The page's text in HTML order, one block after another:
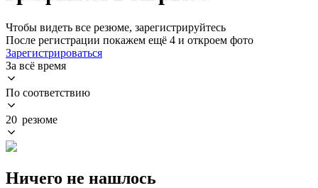
Чтобы видеть все резюме, зарегистрируйтесь
После регистрации покажем ещё 4 и откроем фото
Зарегистрироваться
За всё время
По соответствию
20 резюме
Ничего не нашлось